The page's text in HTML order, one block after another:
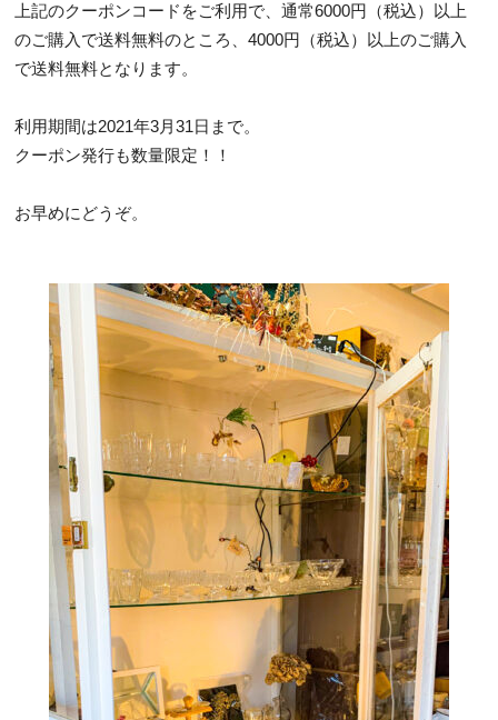
上記のクーポンコードをご利用で、通常6000円（税込）以上
のご購入で送料無料のところ、4000円（税込）以上のご購入
で送料無料となります。
利用期間は2021年3月31日まで。
クーポン発行も数量限定！！
お早めにどうぞ。